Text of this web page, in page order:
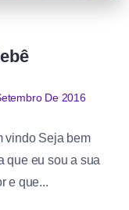
De 2016
vindo Seja bem
que eu sou a sua
e que...